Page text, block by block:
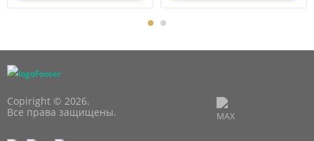
Copiright © 2026.
Все права защищены.